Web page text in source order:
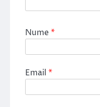
Nume*
Email *